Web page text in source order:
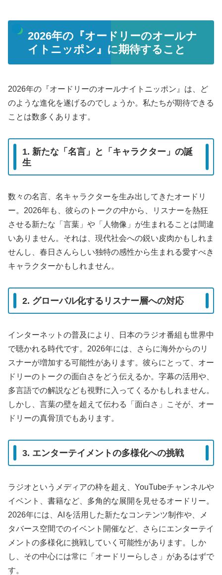
2026年の『オードリーのオールナ
イトニッポン』に期待すること
2026年の『オードリーのオールナイトニッポン』は、ど
のような進化を遂げるのでしょうか。私たちが期待できる
ことは数多くあります。
1. 新たな「名言」と「キャラクター」の誕
生
数々の名言、名キャラクターを生み出してきたオードリ
ー。2026年も、彼らのトークの中から、リスナーを熱狂
させる新たな「言葉」や「人物像」が生まれることは間違
いありません。それは、現代社会への鋭い皮肉かもしれま
せんし、春日さんらしい独特の感性から生まれる愛すべき
キャラクターかもしれません。
2. グローバル化するリスナー層への対応
インターネットの普及により、日本のラジオ番組も世界中
で聴かれる時代です。2026年には、さらに海外からのリ
スナーが増加する可能性があります。彼らにとって、オー
ドリーのトークの面白さをどう伝えるか。字幕の活用や、
多言語での解説なども視野に入ってくるかもしれません。
しかし、言葉の壁を超えて伝わる「面白さ」こそが、オー
ドリーの真骨頂でもあります。
3. エンターテイメントの多様化への挑戦
ラジオというメディアの枠を超え、YouTubeチャンネルや
イベント、書籍など、多角的な展開を見せるオードリー。
2026年には、AIを活用した新たなコンテンツ制作や、メ
タバース空間でのイベント開催など、さらにエンターテイ
メントの多様化に挑戦していく可能性があります。しか
し、その中心には常に「オードリーらしさ」があるはずで
す。